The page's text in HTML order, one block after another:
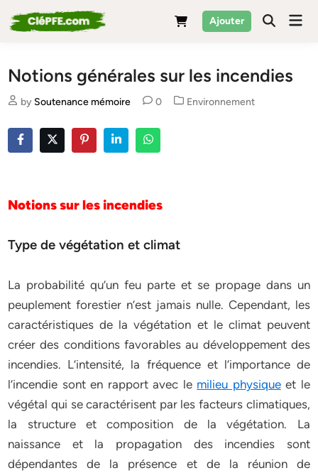
to
Ajouter
Notions générales sur les incendies
by Soutenance mémoire 0
Posted
Environnement
Notions sur les incendies
Type de végétation et climat
La probabilité qu’un feu parte et se propage dans un
peuplement forestier n’est jamais nulle. Cependant, les
caractéristiques de la végétation et le climat peuvent
créer des conditions favorables au développement des
incendies. L’intensité, la fréquence et l’importance de
l’incendie sont en rapport avec le milieu physiqueet le
végétal qui se caractérisent par les facteurs climatiques,
la structure et composition de la végétation. La
naissance et la propagation des incendies sont
dépendantes de la présence et de la réunion de